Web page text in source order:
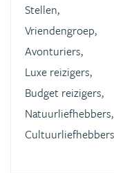
Stellen,
Vriendengroep,
Avonturiers,
Luxe reizigers,
Budget reizigers,
Natuurliefhebbers,
Cultuurliefhebbers